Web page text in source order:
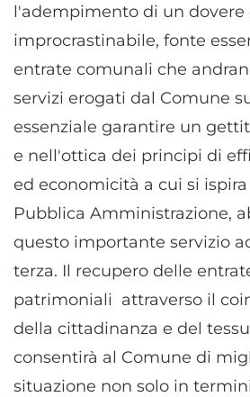
l'adempimento di un dovere
improcrastinabile, fonte
entrate comunali che
servizi erogati dal Comune
essenziale garantire un
e nell'ottica dei principi di
ed economicità a cui si
Pubblica Amministrazione,
questo importante servizio
terza. Il recupero delle
patrimoniali attraverso il
della cittadinanza e del
consentirà al Comune di
situazione non solo in